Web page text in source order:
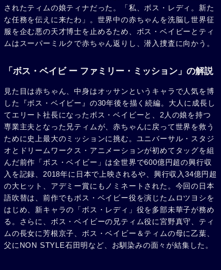
されたティムの娘ティナだった。「私、ボス・レディ。新た
な任務を伝えに来たわ」。世界中の赤ちゃんを洗脳し世界征
服を企む悪の天才博士を止めるため、ボス・ベイビーとティ
ムはスーパーミルクで赤ちゃん返りし、潜入捜査に向かう。
「ボス・ベイビ ー ファミリー・ミッション」の解説
見た目は赤ちゃん、中身はオッサンというキャラで人気を博
した『ボス・ベイビー』の30年後を描く続編。大人に成長し
てエリート社長になったボス・ベイビーと、2人の娘を持つ
専業主夫となった兄ティムが、赤ちゃんに戻って世界を救う
ために史上最大のミッションに挑む。ユニバーサル・スタジ
オとドリームワークス・アニメーションが初めてタッグを組
んだ前作「ボス・ベイビー」は全世界で600億円超の興行収
入を記録、2018年に日本で上映されるや、興行収入34億円超
の大ヒット、アデミー賞にもノミネートされた。今回の日本
語吹替は、前作でもボス・ベイビー役を演じたムロツヨシを
はじめ、新キャラの「ボス・レディ」役を多部未華子が務め
る。さらに、ボス・ベイビーの兄ティム役に宮野真守、ティ
ムの長女に芳根京子、ボス・ベイビー＆ティムの母に乙葉、
父にNON STYLE石田明など、お馴染みの面々が結集した。